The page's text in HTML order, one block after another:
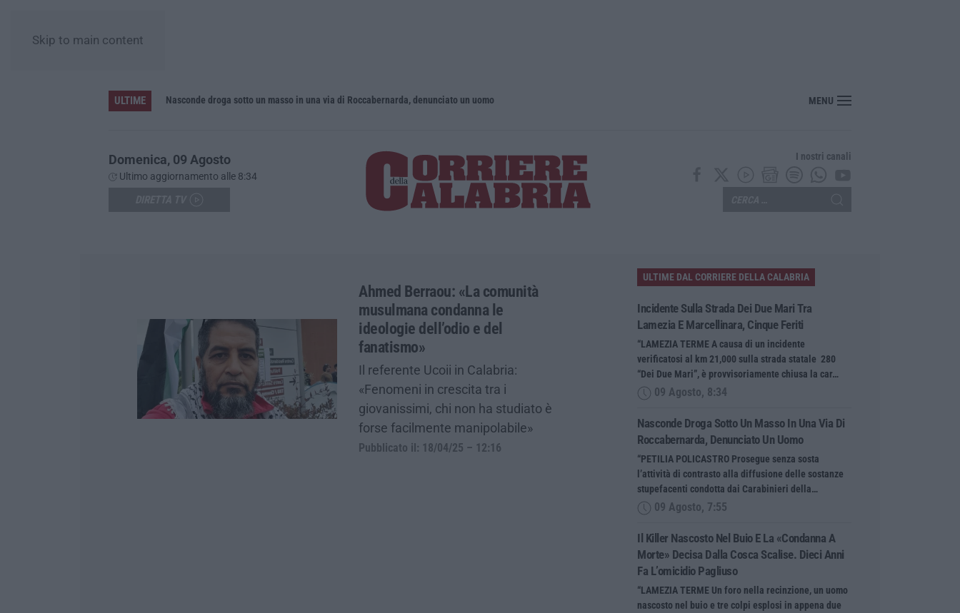
Skip to main content
ULTIME Nasconde droga sotto un masso in una via di Roccabernarda, denunciato un uomo MENU
Domenica, 09 Agosto
Ultimo aggiornamento alle 8:34
I nostri canali
Ahmed Berraou: «La comunità
musulmana condanna le
ideologie dell’odio e del
fanatismo»
Il referente Ucoii in Calabria:
«Fenomeni in crescita tra i
giovanissimi, chi non ha studiato è
forse facilmente manipolabile»
Pubblicato il: 18/04/25 – 12:16
ULTIME DAL CORRIERE DELLA CALABRIA
Incidente Sulla Strada Dei Due Mari Tra
Lamezia E Marcellinara, Cinque Feriti
“LAMEZIA TERME A causa di un incidente
verificatosi al km 21,000 sulla strada statale 280
“Dei Due Mari”, è provvisoriamente chiusa la car…
09 Agosto, 8:34
Nasconde Droga Sotto Un Masso In Una Via Di
Roccabernarda, Denunciato Un Uomo
“PETILIA POLICASTRO Prosegue senza sosta
l’attività di contrasto alla diffusione delle sostanze
stupefacenti condotta dai Carabinieri della…
09 Agosto, 7:55
Il Killer Nascosto Nel Buio E La «condanna A
Morte» Decisa Dalla Cosca Scalise. Dieci Anni
Fa L’omicidio Pagliuso
“LAMEZIA TERME Un foro nella recinzione, un uomo
nascosto nel buio e tre colpi esplosi in appena due